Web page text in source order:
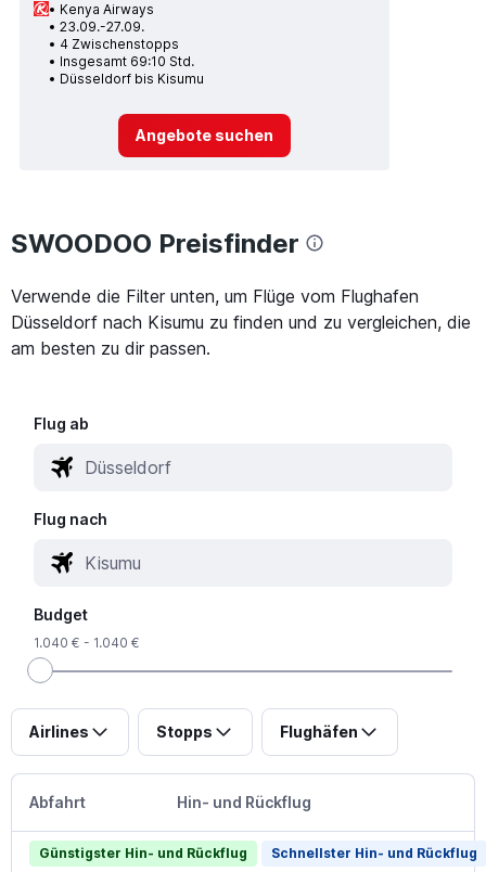
Kenya Airways
23.09.-27.09.
4 Zwischenstopps
Insgesamt 69:10 Std.
Düsseldorf bis Kisumu
Angebote suchen
SWOODOO Preisfinder
Verwende die Filter unten, um Flüge vom Flughafen
Düsseldorf nach Kisumu zu finden und zu vergleichen, die
am besten zu dir passen.
Flug ab
Flug nach
Budget
1.040 € - 1.040 €
Airlines Stopps Flughäfen
Abfahrt Hin- und Rückflug
Günstigster Hin- und Rückflug Schnellster Hin- und Rückflug